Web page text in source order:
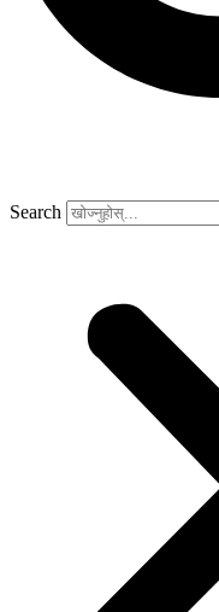
Search